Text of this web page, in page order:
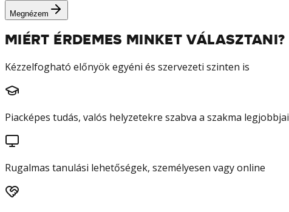
Megnézem
MIÉRT ÉRDEMES MINKET VÁLASZTANI?
Kézzelfogható előnyök egyéni és szervezeti szinten is
Piacképes tudás, valós helyzetekre szabva a szakma legjobbjai
Rugalmas tanulási lehetőségek, személyesen vagy online